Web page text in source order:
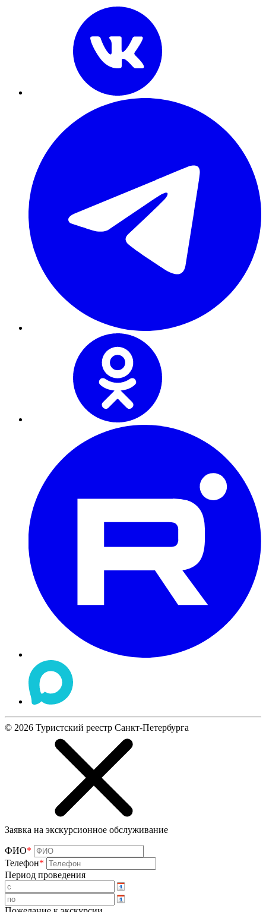
© 2026 Туристский реестр Санкт-Петербурга
Заявка на экскурсионное обслуживание
ФИО*
Телефон*
Период проведения